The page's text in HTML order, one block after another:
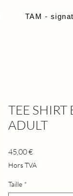
TAM -
TEE SHIRT
ADULT
45,00 €Prix
Hors TVA
Taille *